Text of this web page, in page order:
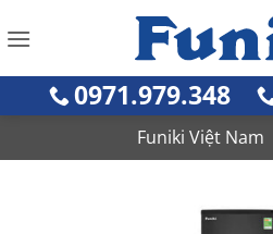
qua
0971.979.348
Funiki Việt Nam